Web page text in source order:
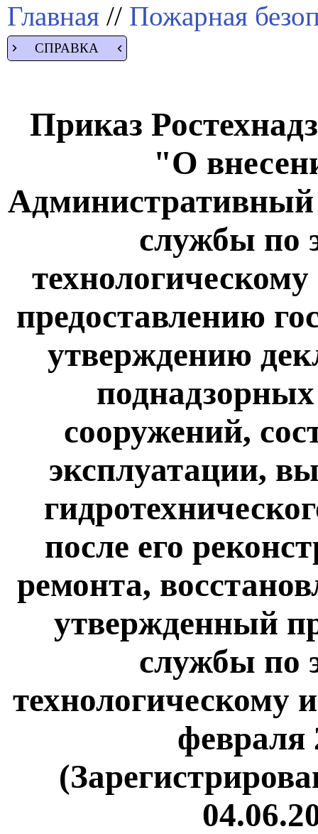
Главная // Пожарная
СПРАВКА
Приказ
"О
Административный
службы по
предоставлению
утверждению
сооружений,
эксплуатации,
после его
ремонта,
утвержденный
службы по
технологическому
февраля